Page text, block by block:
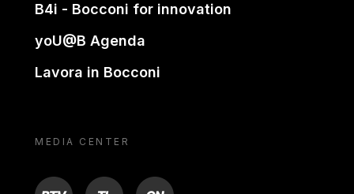
B4i - Bocconi for innovation
yoU@B Agenda
Lavora in Bocconi
MEDIA CENTER
BTV TL ON